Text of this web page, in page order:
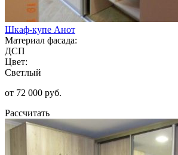
Шкаф-купе Анот
Материал фасада:
ДСП
Цвет:
Светлый
от 72 000 руб.
Рассчитать